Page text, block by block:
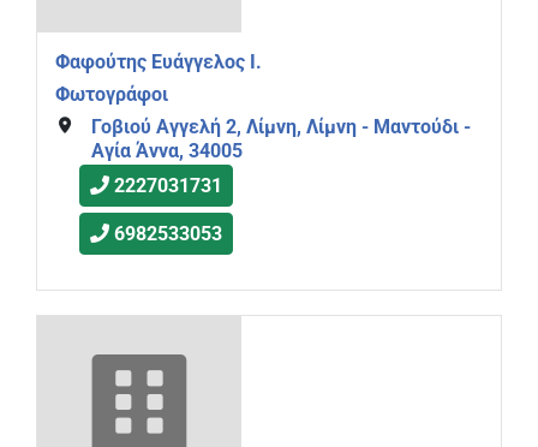
Φαφούτης Ευάγγελος Ι.
Φωτογράφοι
Γοβιού Αγγελή 2, Λίμνη, Λίμνη - Μαντούδι -
Αγία Άννα, 34005
2227031731
6982533053